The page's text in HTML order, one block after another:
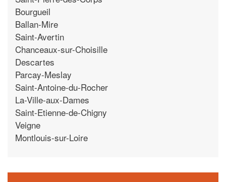
Bourgueil
Ballan-Mire
Saint-Avertin
Chanceaux-sur-Choisille
Descartes
Parcay-Meslay
Saint-Antoine-du-Rocher
La-Ville-aux-Dames
Saint-Etienne-de-Chigny
Veigne
Montlouis-sur-Loire